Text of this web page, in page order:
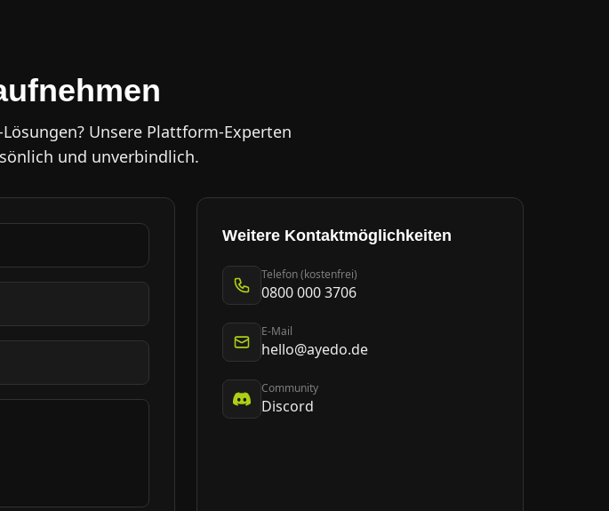
Unsere Plattform-Experten
und unverbindlich.
Weitere Kontaktmöglichkeiten
Telefon (kostenfrei)
0800 000 3706
E-Mail
hello@ayedo.de
Community
Discord